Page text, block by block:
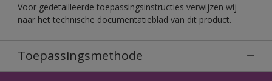
Voor gedetailleerde toepassingsinstructies verwijzen wij
naar het technische documentatieblad van dit product.
Toepassingsmethode